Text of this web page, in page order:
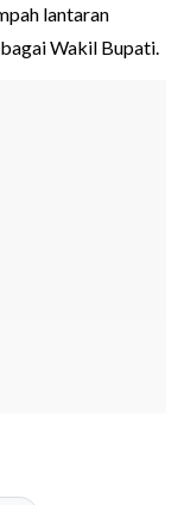
lantaran
Wakil Bupati.